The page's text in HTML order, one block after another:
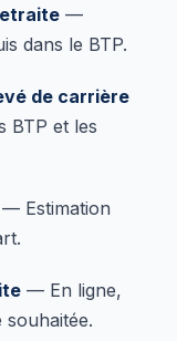
—
dans le BTP.
de carrière
BTP et les
— Estimation
— En ligne,
souhaitée.